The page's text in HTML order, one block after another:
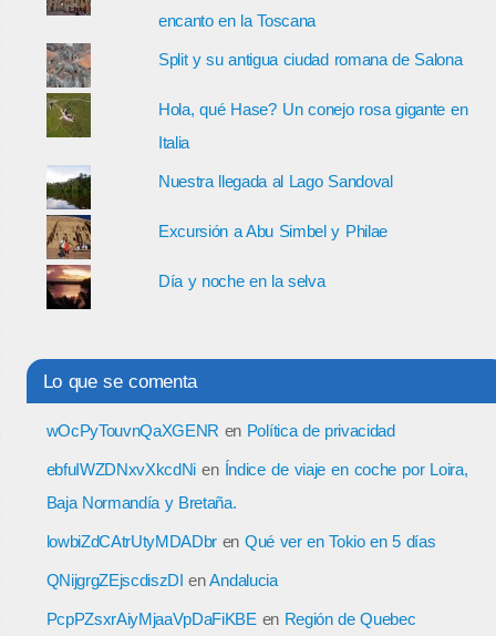
encanto en la Toscana
Split y su antigua ciudad romana de Salona
Hola, qué Hase? Un conejo rosa gigante en
Italia
Nuestra llegada al Lago Sandoval
Excursión a Abu Simbel y Philae
Día y noche en la selva
Lo que se comenta
wOcPyTouvnQaXGENR en Política de privacidad
ebfuIWZDNxvXkcdNi en Índice de viaje en coche por Loira,
Baja Normandía y Bretaña.
lowbiZdCAtrUtyMDADbr en Qué ver en Tokio en 5 días
QNijgrgZEjscdiszDI enAndalucia
PcpPZsxrAiyMjaaVpDaFiKBE en Región de Quebec